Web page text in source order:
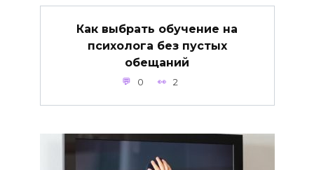
Как выбрать обучение на
психолога без пустых
обещаний
0 2